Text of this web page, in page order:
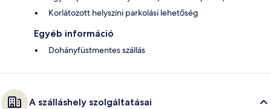
Korlátozott helyszíni parkolási lehetőség
Egyéb információ
Dohányfüstmentes szállás
A szálláshely szolgáltatásai